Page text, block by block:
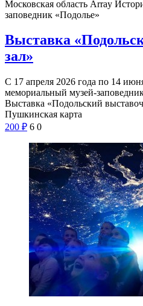
Московская область Array
заповедник «Подолье»
Выставка
зал»
С 17 апреля 2026 года по 14
мемориальный музей-
Выставка «Подольский
Пушкинская карта
200 ₽ 6 0